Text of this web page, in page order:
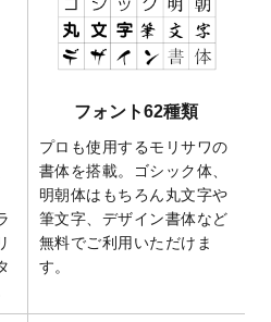
・寒中見舞いのデザインテンプ
開いたしました。
上の写真やイラスト素材が無料
プリントのデザインテンプレー
たしました。
のデザインテンプレートを追加
プリントのデザインテンプレー
たしました。
月始まりのカレンダーデザイン
トを公開いたしました。
フォント62種類
プロも使用するモリサワの
書体を搭載。ゴシック体、
明朝体はもちろん丸文字や
筆文字、デザイン書体など
無料でご利用いただけま
す。